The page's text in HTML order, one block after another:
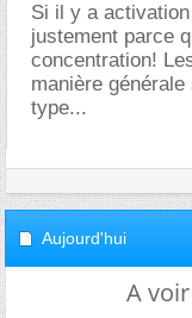
Si il y a
justement parce
concentration!
manière
type...
Aujourd'hui
A